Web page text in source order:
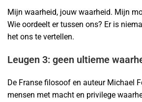
Mijn waarheid, jouw waarheid. Mijn
Wie oordeelt er tussen ons? Er is
het ons te vertellen.
Leugen 3: geen ultieme
De Franse filosoof en auteur Michael
mensen met macht en privilege